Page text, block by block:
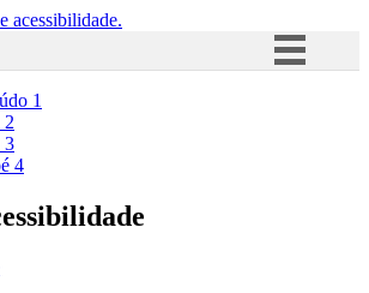
acessibilidade.
Acesso à informação
1
2
3
4